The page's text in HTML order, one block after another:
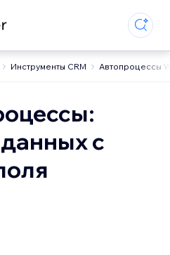
Инструменты CRM Автопроцессы
с